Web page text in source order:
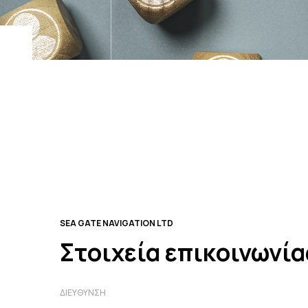
SEA GATE NAVIGATION LTD
Στοιχεία
ΔΙΕΎΘΥΝΣΗ